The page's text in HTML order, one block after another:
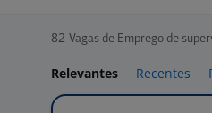
82 Vagas de Emprego de
Relevantes Recentes